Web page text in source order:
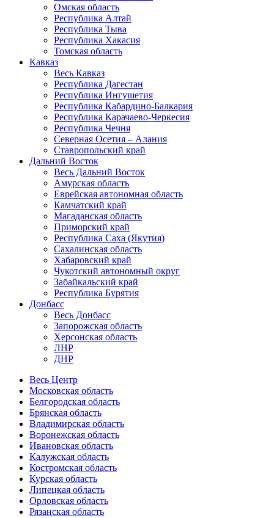
Омская область
Республика Алтай
Республика Тыва
Республика Хакасия
Томская область
Кавказ
Весь Кавказ
Республика Дагестан
Республика Ингушетия
Республика Кабардино-Балкария
Республика Карачаево-Черкесия
Республика Чечня
Северная Осетия – Алания
Ставропольский край
Дальний Восток
Весь Дальний Восток
Амурская область
Еврейская автономная область
Камчатский край
Магаданская область
Приморский край
Республика Саха (Якутия)
Сахалинская область
Хабаровский край
Чукотский автономный округ
Забайкальский край
Республика Бурятия
Донбасс
Весь Донбасс
Запорожская область
Херсонская область
ЛНР
ДНР
Весь Центр
Московская область
Белгородская область
Брянская область
Владимирская область
Воронежская область
Ивановская область
Калужская область
Костромская область
Курская область
Липецкая область
Орловская область
Рязанская область